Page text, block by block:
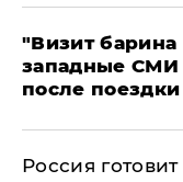
"Визит
западные СМИ
после
​Россия